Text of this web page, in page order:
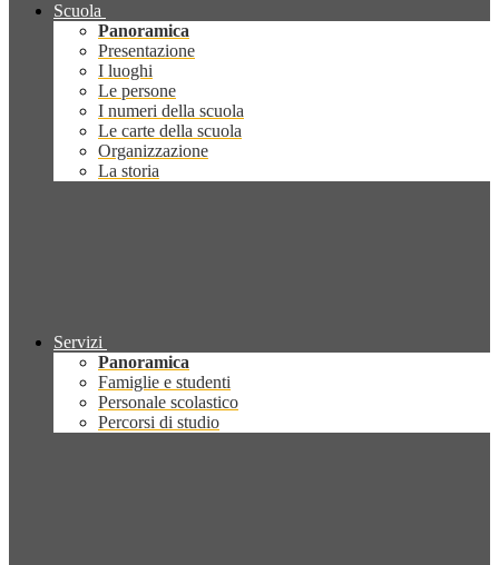
Scuola
Panoramica
Presentazione
I luoghi
Le persone
I numeri della scuola
Le carte della scuola
Organizzazione
La storia
Servizi
Panoramica
Famiglie e studenti
Personale scolastico
Percorsi di studio